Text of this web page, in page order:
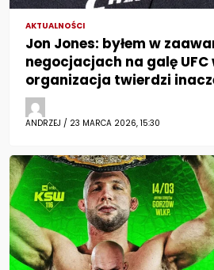
AKTUALNOŚCI
Jon Jones: byłem w
negocjacjach na galę UFC
organizacja twierdzi
ANDRZEJ / 23 MARCA 2026, 15:30